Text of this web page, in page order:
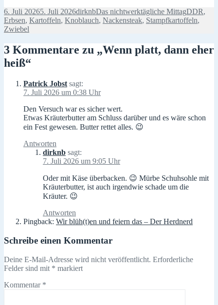
Veröffentlicht
am
6. Juli 20265. Juli 2026Autor
dirknbKategorien
Das nichtwerktägliche MittagDDR,
Erbsen, Kartoffeln, Knoblauch, Nackensteak, Stampfkartoffeln,
Zwiebel
3 Kommentare zu „Wenn platt, dann eher
heiß“
Patrick Jobst sagt:
7. Juli 2026 um 0:38 Uhr
Den Versuch war es sicher wert.
Etwas Kräuterbutter am Schluss darüber und es wäre schon
ein Fest gewesen. Butter rettet alles. 😉
Antworten
dirknb sagt:
7. Juli 2026 um 9:05 Uhr
Oder mit Käse überbacken. 😉 Mürbe Schuhsohle mit
Kräuterbutter, ist auch irgendwie schade um die
Kräuter. 😉
Antworten
Pingback: Wir blüh(t)en und feiern das – Der Herdnerd
Schreibe einen Kommentar
Deine E-Mail-Adresse wird nicht veröffentlicht. Erforderliche
Felder sind mit * markiert
Kommentar *